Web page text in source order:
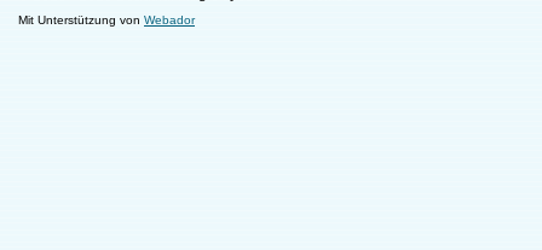
Mit Unterstützung von Webador